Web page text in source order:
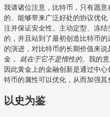
我请诸位注意，比特币，只有愿
的、能够带来广泛好处的协议优
注并保证安全性。主动定型、冻
的，并且站到了最初创造比特币
的演进，对比特币的长期价值来
金， 就在于它不是惰性的。我的
因此黄金上的金融创新是通过中
特币的属性可以优化，从而加强其
以史为鉴